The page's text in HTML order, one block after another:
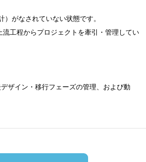
がなされていない状態です。
工程からプロジェクトを牽引・管理してい
ザイン・移行フェーズの管理、および動